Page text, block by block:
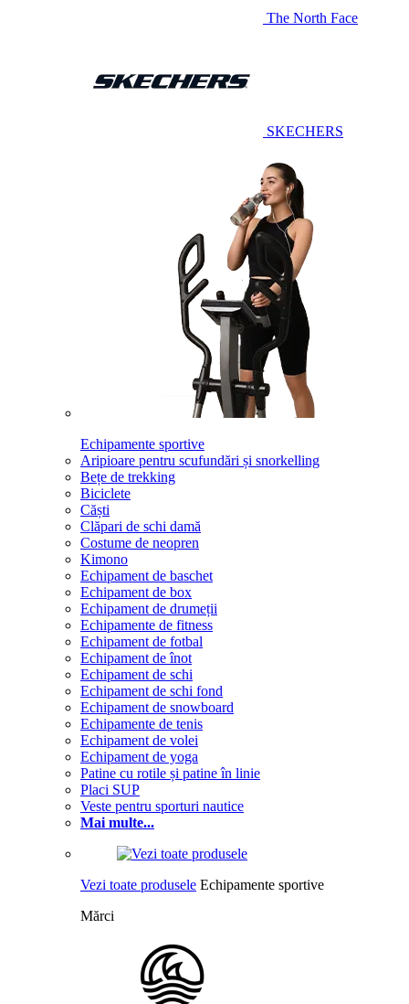
The North Face
SKECHERS
Echipamente sportive
Aripioare pentru scufundări și snorkelling
Bețe de trekking
Biciclete
Căști
Clăpari de schi damă
Costume de neopren
Kimono
Echipament de baschet
Echipament de box
Echipament de drumeții
Echipamente de fitness
Echipament de fotbal
Echipament de înot
Echipament de schi
Echipament de schi fond
Echipament de snowboard
Echipamente de tenis
Echipament de volei
Echipament de yoga
Patine cu rotile și patine în linie
Placi SUP
Veste pentru sporturi nautice
Mai multe...
Vezi toate produsele Echipamente sportive
Mărci